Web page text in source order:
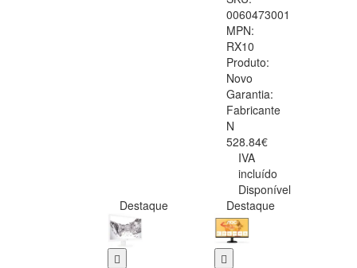
0060473001
MPN:
RX10
Produto:
Novo
Garantia:
Fabricante
N
528.84€
IVA
incluído
Disponível
Destaque
Destaque